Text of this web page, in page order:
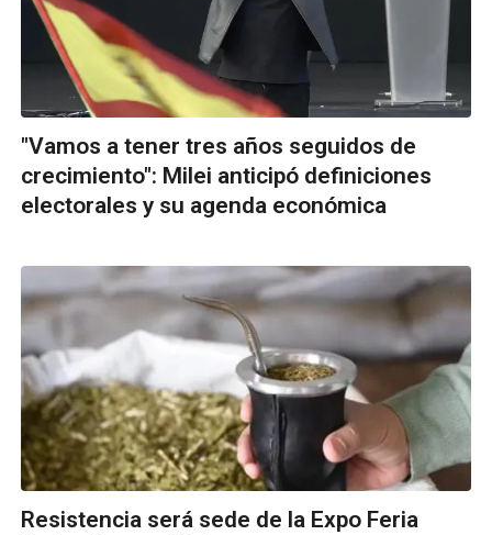
"Vamos a tener tres años seguidos de
crecimiento": Milei anticipó definiciones
electorales y su agenda económica
Resistencia será sede de la Expo Feria